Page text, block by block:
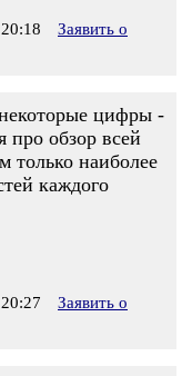
Заявить о
цифры -
про обзор всей
только наиболее
каждого
Заявить о